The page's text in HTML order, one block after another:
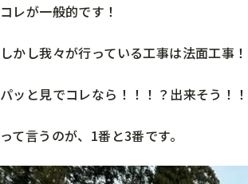
コレが一般的です！
しかし我々が行っている工事は法面工事！
パッと見でコレなら！！！？出来そう！！
って言うのが、1番と3番です。